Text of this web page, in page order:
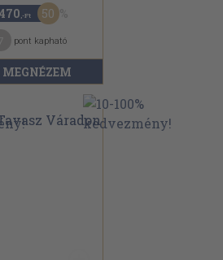
MEGNÉZEM
,-Ft 50
pont kapható